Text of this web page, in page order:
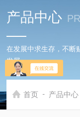
产品中心
在发展中求生存，不断
发展
首页 - 产品中心